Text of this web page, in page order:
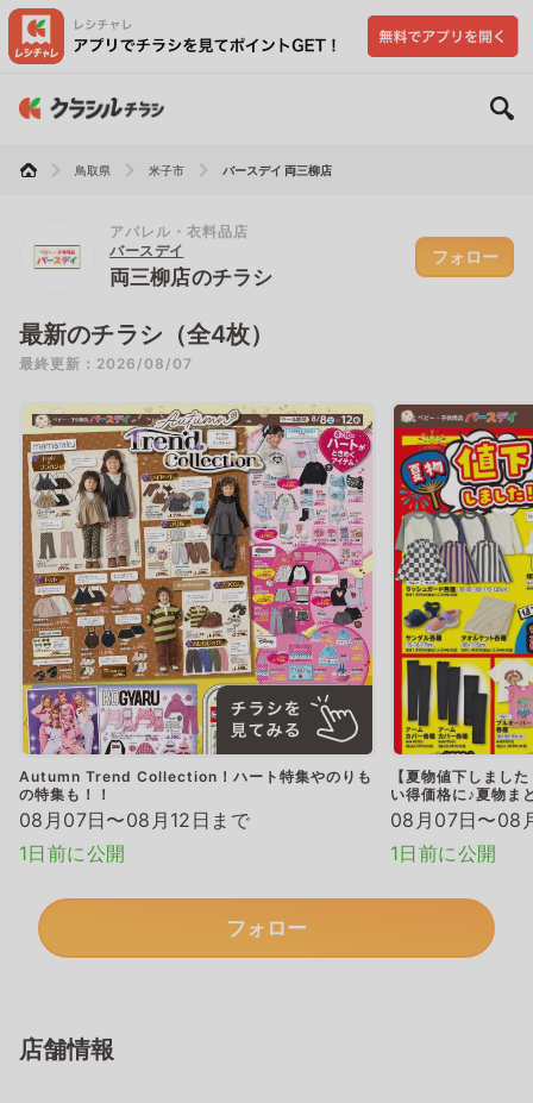
鳥取県 米子市 バースデイ 両三柳店
アパレル・衣料品店
バースデイ
両三柳店のチラシ
フォロー
最新のチラシ（全4枚）
最終更新：2026/08/07
Autumn Trend Collection！ハート特集やのりも
の特集も！！
08月07日〜08月12日まで
1日前に公開
【夏物値下しまし
い得価格に♪夏物ま
08月07日〜08
1日前に公開
フォロー
店舗情報